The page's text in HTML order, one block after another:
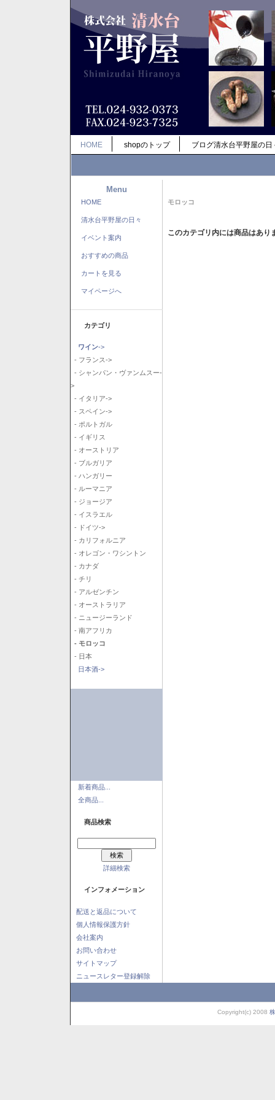
HOME shopのトップ ブログ清水台平野屋の日
Menu
HOME
清水台平野屋の日々
イベント案内
おすすめの商品
カートを見る
マイページへ
カテゴリ
ワイン->
- フランス->
- シャンパン・ヴァンムスー-
>
- イタリア->
- スペイン->
- ポルトガル
- イギリス
- オーストリア
- ブルガリア
- ハンガリー
- ルーマニア
- ジョージア
- イスラエル
- ドイツ->
- カリフォルニア
- オレゴン・ワシントン
- カナダ
- チリ
- アルゼンチン
- オーストラリア
- ニュージーランド
- 南アフリカ
- モロッコ
- 日本
日本酒->
新着商品...
全商品...
商品検索
詳細検索
インフォメーション
配送と返品について
個人情報保護方針
会社案内
お問い合わせ
サイトマップ
ニュースレター登録解除
モロッコ
このカテゴリ内には商品はあり
Copyright(c) 2008